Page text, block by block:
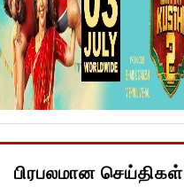
பிரபலமான செய்திகள்